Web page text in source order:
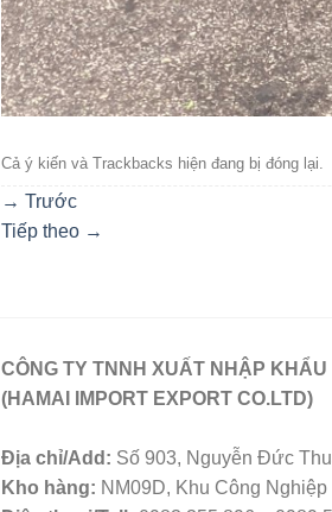
Cả ý kiến ​​và Trackbacks hiện đang bị đóng lại.
→ Trước
Tiếp theo →
CÔNG TY TNNH XUẤT NHẬP KHẨU
(HAMAI IMPORT EXPORT CO.LTD)
Địa chỉ/Add: Số 903, Nguyễn Đức
Kho hàng: NM09D, Khu Công